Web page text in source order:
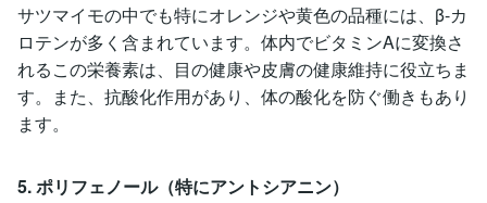
サツマイモの中でも特にオレンジや黄色の品種には、β-カ
ロテンが多く含まれています。体内でビタミンAに変換さ
れるこの栄養素は、目の健康や皮膚の健康維持に役立ちま
す。また、抗酸化作用があり、体の酸化を防ぐ働きもあり
ます。
5. ポリフェノール（特にアントシアニン）